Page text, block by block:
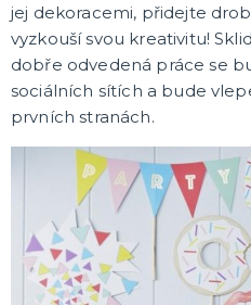
jej dekoracemi, přidejte
vyzkouší svou kreativitu!
dobře odvedená práce se
sociálních sítích a bude
prvních stranách.